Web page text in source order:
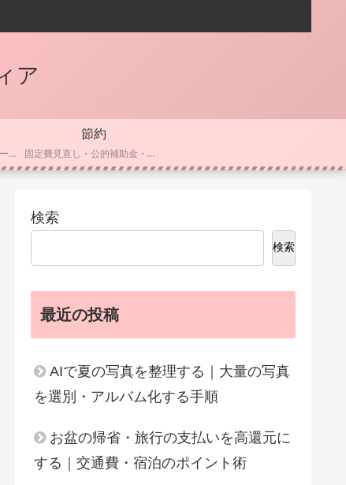
ア
家事育児の時短ハック・ワーママ向け効率化術
節約
固定費見直し・公的補助金・無料活用で家計をスリムに
検索
検索
最近の投稿
AIで夏の写真を整理する｜大量の写真
を選別・アルバム化する手順
お盆の帰省・旅行の支払いを高還元に
する｜交通費・宿泊のポイント術